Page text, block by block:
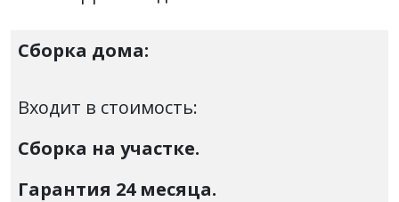
Сборка дома:
Входит в стоимость:
Сборка на участке.
Гарантия 24 месяца.